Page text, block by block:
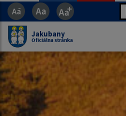
Jakubany
Oficiálna stránka